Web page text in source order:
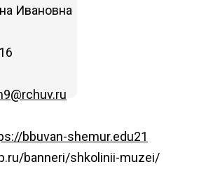
Ивановна
bbuvan-shemur.edu21
banneri/shkolinii-muzei/